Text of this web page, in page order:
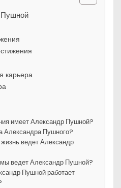
Пушной
карьера
имеет Александр Пушной?
Александра Пушного?
ведет Александр
ведет Александр Пушной?
Пушной работает